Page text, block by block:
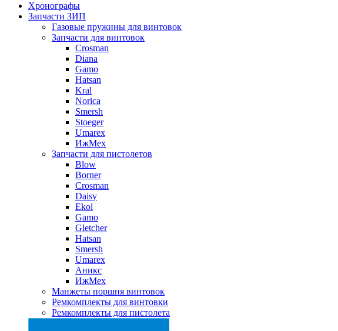
Хронографы
Запчасти ЗИП
Газовые пружины для винтовок
Запчасти для винтовок
Crosman
Diana
Gamo
Hatsan
Kral
Norica
Smersh
Stoeger
Umarex
ИжМех
Запчасти для пистолетов
Blow
Borner
Crosman
Daisy
Ekol
Gamo
Gletcher
Hatsan
Smersh
Umarex
Аникс
ИжМех
Манжеты поршня винтовок
Ремкомплекты для винтовки
Ремкомплекты для пистолета